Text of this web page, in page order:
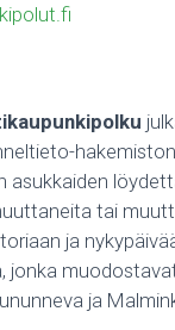
asukkaiden
tai
ja
jonka
ja